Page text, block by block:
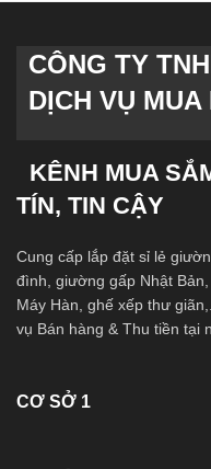
CÔNG TY
DỊCH VỤ MUA
KÊNH MUA
TÍN, TIN CẬY
Cung cấp lắp đặt sỉ lẻ
đình, giường gấp Nhật
Máy Hàn, ghế xếp thư
vụ Bán hàng & Thu tiền tại
CƠ SỞ 1